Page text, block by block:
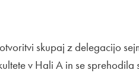
skupaj z delegacijo
v Hali A in se